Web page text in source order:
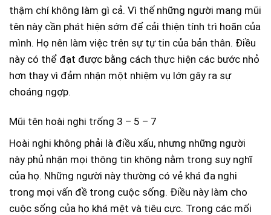
thậm chí không làm gì cả. Vì thế những người mang mũi
tên này cần phát hiện sớm để cải thiện tính trì hoãn của
mình. Họ nên làm việc trên sự tự tin của bản thân. Điều
này có thể đạt được bằng cách thực hiện các bước nhỏ
hơn thay vì đảm nhận một nhiệm vụ lớn gây ra sự
choáng ngợp.
Mũi tên hoài nghi trống 3 – 5 – 7
Hoài nghi không phải là điều xấu, nhưng những người
này phủ nhận mọi thông tin không nằm trong suy nghĩ
của họ. Những người này thường có vẻ khá đa nghi
trong mọi vấn đề trong cuộc sống. Điều này làm cho
cuộc sống của họ khá mệt và tiêu cực. Trong các mối